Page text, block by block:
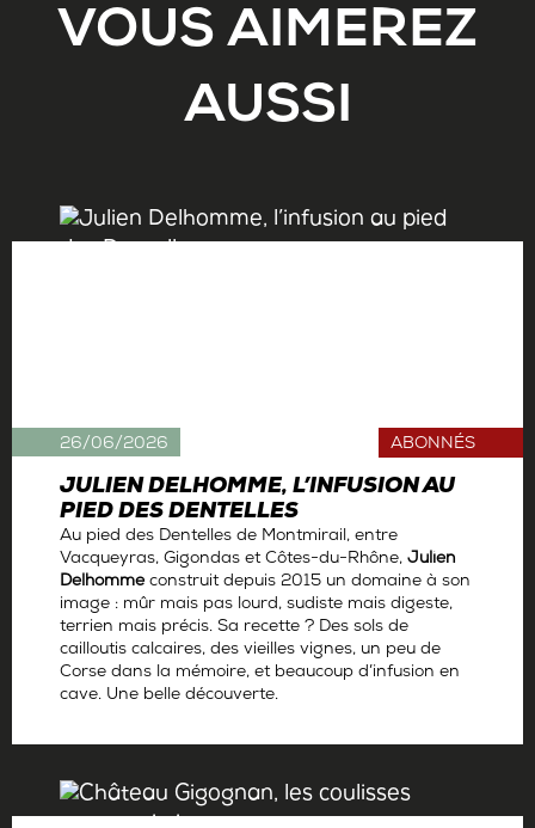
VOUS AIMEREZ
AUSSI
JULIEN DELHOMME, L’INFUSION AU
PIED DES DENTELLES
ABONNÉS
Au pied des Dentelles de Montmirail, entre
Vacqueyras, Gigondas et Côtes-du-Rhône, Julien
Delhommeconstruit depuis 2015 un domaine à son
image : mûr mais pas lourd, sudiste mais digeste,
terrien mais précis. Sa recette ? Des sols de
cailloutis calcaires, des vieilles vignes, un peu de
Corse dans la mémoire, et beaucoup d’infusion en
cave. Une belle découverte.
26/06/2026